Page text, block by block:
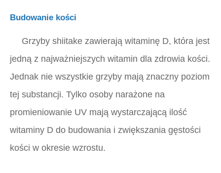
Budowanie kości
Grzyby shiitake zawierają witaminę D, która jest
jedną z najważniejszych witamin dla zdrowia kości.
Jednak nie wszystkie grzyby mają znaczny poziom
tej substancji. Tylko osoby narażone na
promieniowanie UV mają wystarczającą ilość
witaminy D do budowania i zwiększania gęstości
kości w okresie wzrostu.